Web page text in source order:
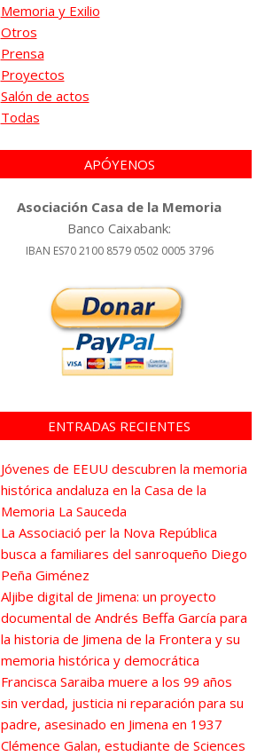
Memoria y Exilio
Otros
Prensa
Proyectos
Salón de actos
Todas
APÓYENOS
Asociación Casa de la Memoria
Banco Caixabank:
IBAN ES70 2100 8579 0502 0005 3796
ENTRADAS RECIENTES
Jóvenes de EEUU descubren la memoria
histórica andaluza en la Casa de la
Memoria La Sauceda
La Associació per la Nova República
busca a familiares del sanroqueño Diego
Peña Giménez
Aljibe digital de Jimena: un proyecto
documental de Andrés Beffa García para
la historia de Jimena de la Frontera y su
memoria histórica y democrática
Francisca Saraiba muere a los 99 años
sin verdad, justicia ni reparación para su
padre, asesinado en Jimena en 1937
Clémence Galan, estudiante de Sciences